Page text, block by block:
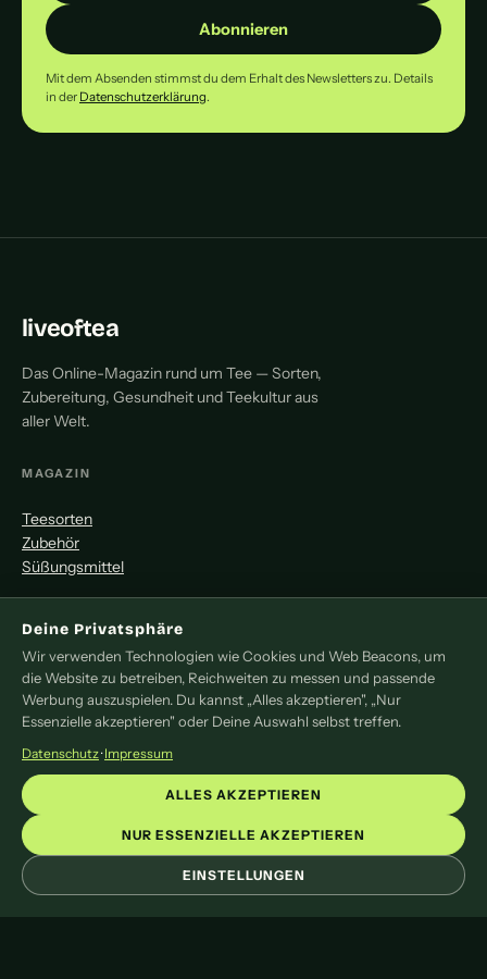
Abonnieren
Mit dem Absenden stimmst du dem Erhalt des Newsletters zu. Details
in der Datenschutzerklärung.
liveoftea
Das Online-Magazin rund um Tee — Sorten,
Zubereitung, Gesundheit und Teekultur aus
aller Welt.
MAGAZIN
Teesorten
Zubehör
Süßungsmittel
MITMACHEN
Redaktion
Pressemitteilung
Newsletter
LEGAL
Impressum
Datenschutz
Cookie-Einstellungen
Deine Privatsphäre
Wir verwenden Technologien wie Cookies und Web Beacons, um
die Website zu betreiben, Reichweiten zu messen und passende
Werbung auszuspielen. Du kannst „Alles akzeptieren", „Nur
Essenzielle akzeptieren" oder Deine Auswahl selbst treffen.
Datenschutz·Impressum
EINSTELLUNGEN
NUR ESSENZIELLE AKZEPTIEREN
ALLES AKZEPTIEREN